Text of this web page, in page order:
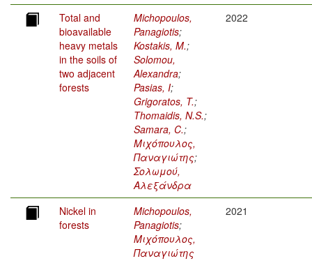
Total and
bioavailable
heavy metals
in the soils of
two adjacent
forests
Michopoulos,
Panagiotis;
Kostakis, M.;
Solomou,
Alexandra;
Pasias, I;
Grigoratos, T.;
Thomaidis, N.S.;
Samara, C.;
Μιχόπουλος,
Παναγιώτης;
Σολωμού,
Αλεξάνδρα
2022
Nickel in
forests
Michopoulos,
Panagiotis;
Μιχόπουλος,
Παναγιώτης
2021